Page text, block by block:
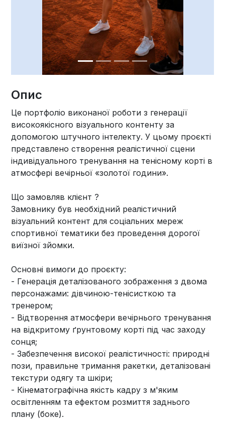
Опис
Це портфоліо виконаної роботи з генерації
високоякісного візуального контенту за
допомогою штучного інтелекту. У цьому проєкті
представлено створення реалістичної сцени
індивідуального тренування на тенісному корті в
атмосфері вечірньої «золотої години».
Що замовляв клієнт ?
Замовнику був необхідний реалістичний
візуальний контент для соціальних мереж
спортивної тематики без проведення дорогої
виїзної зйомки.
Основні вимоги до проєкту:
- Генерація деталізованого зображення з двома
персонажами: дівчиною-тенісисткою та
тренером;
- Відтворення атмосфери вечірнього тренування
на відкритому ґрунтовому корті під час заходу
сонця;
- Забезпечення високої реалістичності: природні
пози, правильне тримання ракетки, деталізовані
текстури одягу та шкіри;
- Кінематографічна якість кадру з м'яким
освітленням та ефектом розмиття заднього
плану (боке).